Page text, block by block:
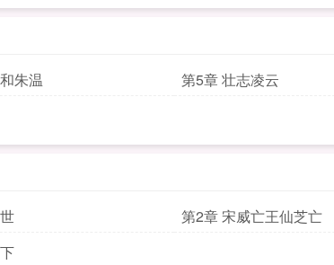
朱温 第5章 壮志凌云
第2章 宋威亡王仙芝亡